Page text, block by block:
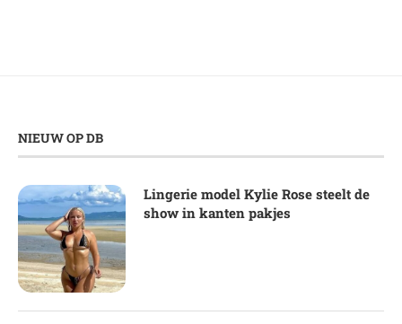
NIEUW OP DB
Lingerie model Kylie Rose steelt de
show in kanten pakjes